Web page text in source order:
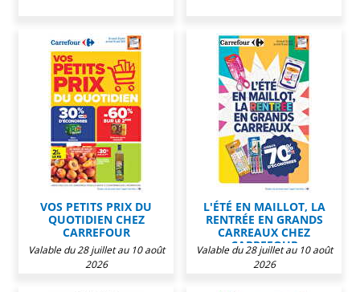
VOS PETITS PRIX DU
QUOTIDIEN CHEZ
CARREFOUR
Valable du 28 juillet au 10 août
2026
L'ÉTÉ EN MAILLOT, LA
RENTRÉE EN GRANDS
CARREAUX CHEZ
CARREFOUR
Valable du 28 juillet au 10 août
2026